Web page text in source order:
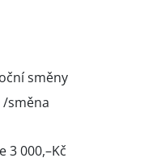
směny
/směna
3 000,–Kč